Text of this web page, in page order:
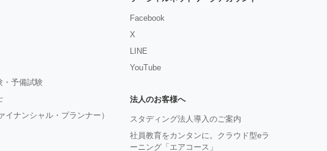
・予備試験
イナンシャル・プランナー）
Facebook
X
LINE
YouTube
法人のお客様へ
スタディング法人導入のご案内
社員教育をカンタンに。クラウド型eラ
ーニング「エアコース」